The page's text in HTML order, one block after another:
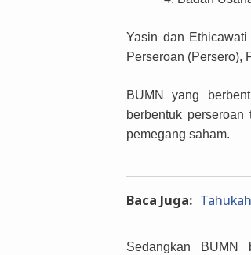
Yasin dan
Perseroan (Persero),
BUMN yang
berbentuk
pemegang saham.
Baca Juga:
Sedangkan
BUMN